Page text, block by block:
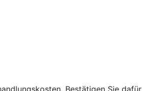
Bestätigen Sie dafür